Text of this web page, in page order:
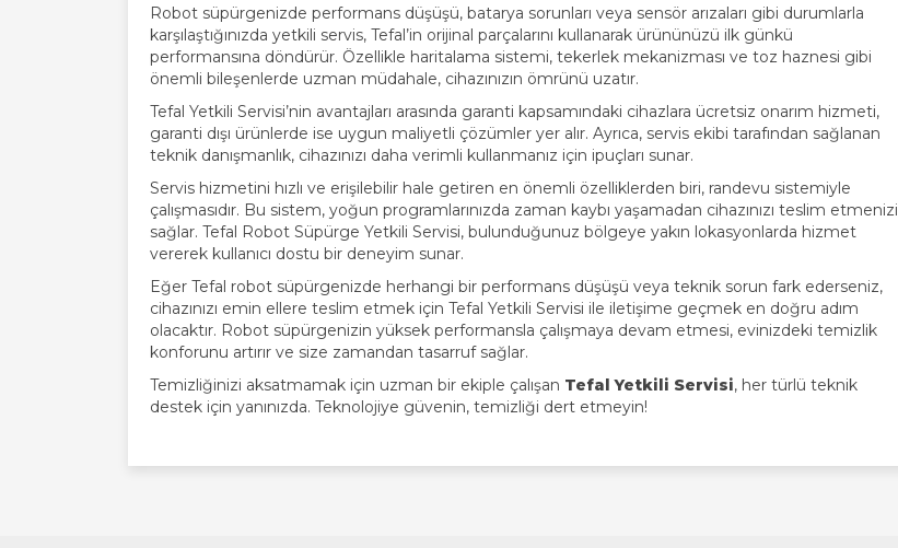
Robot süpürgenizde performans düşüşü, batarya sorunları veya sensör arızaları gibi durumlarla
karşılaştığınızda yetkili servis, Tefal’in orijinal parçalarını kullanarak ürününüzü ilk günkü
performansına döndürür. Özellikle haritalama sistemi, tekerlek mekanizması ve toz haznesi gibi
önemli bileşenlerde uzman müdahale, cihazınızın ömrünü uzatır.
Tefal Yetkili Servisi’nin avantajları arasında garanti kapsamındaki cihazlara ücretsiz onarım hizmeti,
garanti dışı ürünlerde ise uygun maliyetli çözümler yer alır. Ayrıca, servis ekibi tarafından sağlanan
teknik danışmanlık, cihazınızı daha verimli kullanmanız için ipuçları sunar.
Servis hizmetini hızlı ve erişilebilir hale getiren en önemli özelliklerden biri, randevu sistemiyle
çalışmasıdır. Bu sistem, yoğun programlarınızda zaman kaybı yaşamadan cihazınızı teslim etmenizi
sağlar. Tefal Robot Süpürge Yetkili Servisi, bulunduğunuz bölgeye yakın lokasyonlarda hizmet
vererek kullanıcı dostu bir deneyim sunar.
Eğer Tefal robot süpürgenizde herhangi bir performans düşüşü veya teknik sorun fark ederseniz,
cihazınızı emin ellere teslim etmek için Tefal Yetkili Servisi ile iletişime geçmek en doğru adım
olacaktır. Robot süpürgenizin yüksek performansla çalışmaya devam etmesi, evinizdeki temizlik
konforunu artırır ve size zamandan tasarruf sağlar.
Temizliğinizi aksatmamak için uzman bir ekiple çalışan Tefal Yetkili Servisi, her türlü teknik
destek için yanınızda. Teknolojiye güvenin, temizliği dert etmeyin!